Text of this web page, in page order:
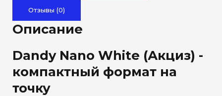
Отзывы (0)
Описание
Dandy Nano White (Акциз) -
компактный формат на
точку